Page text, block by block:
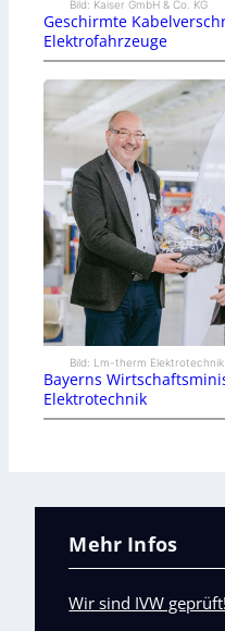
Bild: Kaiser GmbH & Co. KG
Geschirmte
Elektrofahrzeuge
Bild: Lm-therm Elektrotechnik
Bayerns
Elektrotechnik
Mehr Infos
Wir sind IVW geprüft!